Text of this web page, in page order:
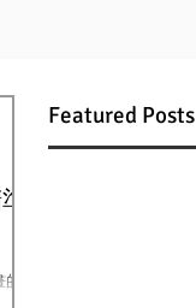
工
Featured Posts